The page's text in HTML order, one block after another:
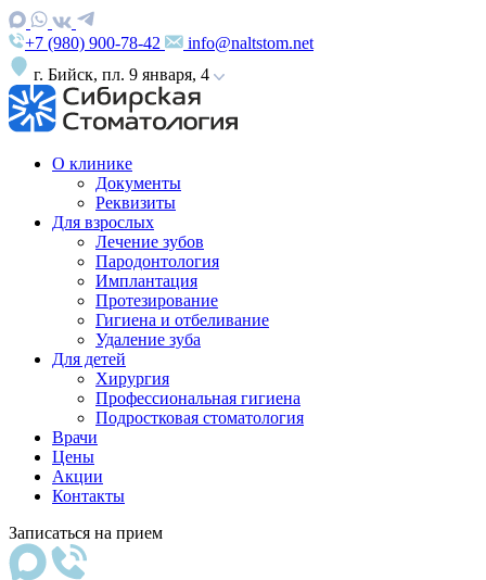
+7 (980) 900-78-42
info@naltstom.net
г. Бийск, пл. 9 января, 4
О клинике
Документы
Реквизиты
Для взрослых
Лечение зубов
Пародонтология
Имплантация
Протезирование
Гигиена и отбеливание
Удаление зуба
Для детей
Хирургия
Профессиональная гигиена
Подростковая стоматология
Врачи
Цены
Акции
Контакты
Записаться на прием